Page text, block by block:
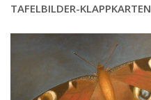
TAFELBILDER-KLAPPKARTEN